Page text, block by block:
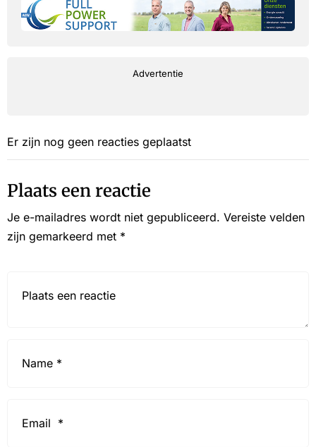
Advertentie
Er zijn nog geen reacties geplaatst
Plaats een reactie
Je e-mailadres wordt niet gepubliceerd. Vereiste velden
zijn gemarkeerd met *